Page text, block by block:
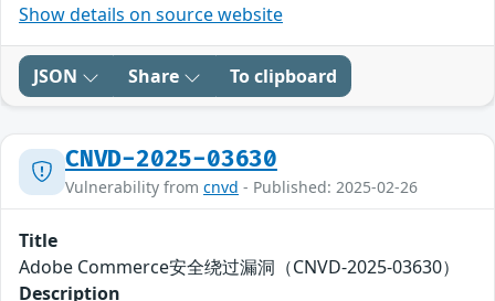
Show details on source website
JSON Share To clipboard
CNVD-2025-03630
Vulnerability from cnvd - Published: 2025-02-26
Title
Adobe Commerce安全绕过漏洞（CNVD-2025-03630）
Description